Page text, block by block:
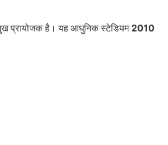
प्रायोजक है। यह आधुनिक स्टेडियम 2010